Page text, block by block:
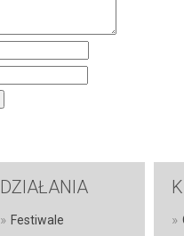
DZIAŁANIA
» Festiwale »